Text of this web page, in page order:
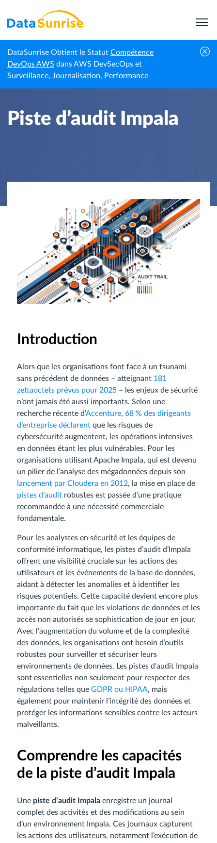
DataSunrise Obtient le Statut Compétence
DevOps AWS dans AWS DevSecOps et
Surveillance, Journalisation, Performance
Accueil Centre de connaissances Piste d’audit Impala
Piste d’audit Impala
Introduction
Alors que les organisations font face à un tsunami
sans précédent de données – atteignant 181
zettaoctets prévus pour 2025 – les enjeux de sécurité
n’ont jamais été aussi importants. Selon une
recherche récente d’Accenture, 68 % des dirigeants
d’entreprise déclarent que les risques de
cybersécurité augmentent, les opérations intensives
en données étant les plus vulnérables. Pour les
organisations utilisant Apache Impala, qui est devenu
un pilier de l’analyse des mégadonnées depuis son
lancement par Cloudera en 2012, la mise en place de
pistes d’audit robustes est passée d’une pratique
recommandée à une nécessité commerciale
fondamentale.
Pour les analystes en sécurité et les équipes de
conformité informatique, les pistes d’audit d’Impala
offrent une visibilité cruciale sur les actions des
utilisateurs et les événements de la base de données,
aidant à détecter les anomalies et à identifier les
risques potentiels. Cette capacité devient encore plus
importante du fait que les violations de données et les
accès non autorisés se sophistication de jour en jour.
Avec l’augmentation du volume et de la complexité
des données, les organisations ont besoin d’outils
robustes pour surveiller et sécuriser leurs
environnements de données. Les pistes d’audit Impala
sont essentielles non seulement pour respecter des
régulations telles que GDPR ou HIPAA, mais
également pour maintenir l’intégrité des données et
protéger les informations sensibles contre les acteurs
malveillants.
Comprendre les capacités
de la piste d’audit Impala
Une piste d’audit Impala enregistre un journal
complet des activités et des modifications au sein
d’un environnement Impala. Ces journaux capturent
les actions des utilisateurs, notamment l’exécution de